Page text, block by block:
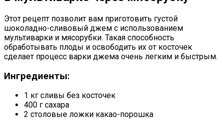
Этот рецепт позволит вам приготовить густой
шоколадно-сливовый джем с использованием
мультиварки и мясорубки. Такая способность
обработывать плоды и освободить их от косточек
сделает процесс варки джема очень легким и быстрым.
Ингредиенты:
1 кг сливы без косточек
400 г сахара
2 столовые ложки какао-порошка